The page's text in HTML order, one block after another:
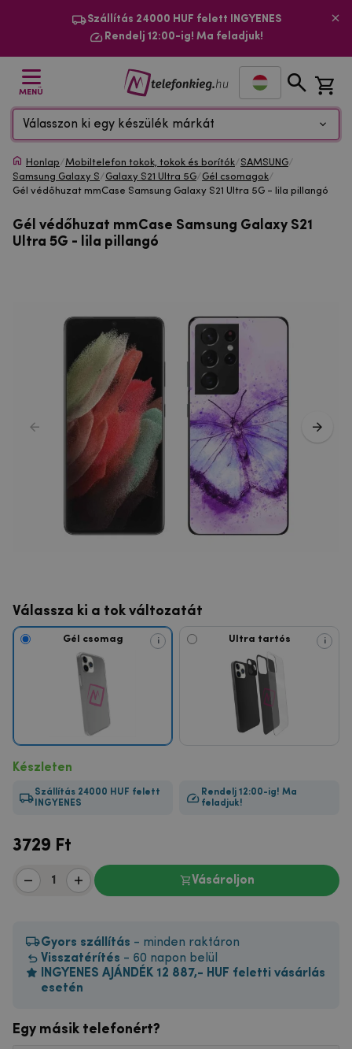
Szállítás 24000 HUF felett INGYENES
Rendelj 12:00-ig! Ma feladjuk!
MENÜ
Válasszon ki egy készülék márkát
Honlap/Mobiltelefon tokok, tokok és borítók/SAMSUNG/
Samsung Galaxy S/Galaxy S21 Ultra 5G/Gél csomagok/
Gél védőhuzat mmCase Samsung Galaxy S21 Ultra 5G - lila pillangó
Gél védőhuzat mmCase Samsung Galaxy S21
Ultra 5G - lila pillangó
Válassza ki a tok változatát
Gél csomag i Ultra tartós i
Készleten
Szállítás 24000 HUF felett
INGYENES
Rendelj 12:00-ig! Ma
feladjuk!
3729 Ft
Vásároljon
Gyors szállítás - minden raktáron
Visszatérítés - 60 napon belül
INGYENES AJÁNDÉK 12 887,- HUF feletti vásárlás
esetén
Egy másik telefonért?